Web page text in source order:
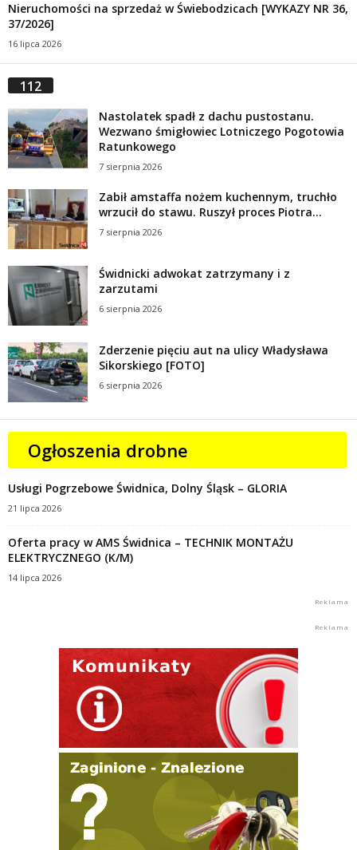
Nieruchomości na sprzedaż w Świebodzicach [WYKAZY NR 36,
37/2026]
16 lipca 2026
112
Nastolatek spadł z dachu pustostanu.
Wezwano śmigłowiec Lotniczego Pogotowia
Ratunkowego
7 sierpnia 2026
Zabił amstaffa nożem kuchennym, truchło
wrzucił do stawu. Ruszył proces Piotra...
7 sierpnia 2026
Świdnicki adwokat zatrzymany i z
zarzutami
6 sierpnia 2026
Zderzenie pięciu aut na ulicy Władysława
Sikorskiego [FOTO]
6 sierpnia 2026
Ogłoszenia drobne
Usługi Pogrzebowe Świdnica, Dolny Śląsk – GLORIA
21 lipca 2026
Oferta pracy w AMS Świdnica – TECHNIK MONTAŻU
ELEKTRYCZNEGO (K/M)
14 lipca 2026